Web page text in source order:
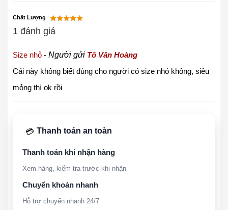
Chất Lượng
1 đánh giá
Size nhỏ - Người gửi Tô Văn Hoàng
Cái này không biết dùng cho người có size nhỏ không, siêu
mỏng thì ok rồi
💳 Thanh toán an toàn
Thanh toán khi nhận hàng
Xem hàng, kiểm tra trước khi nhận
Chuyển khoản nhanh
Hỗ trợ chuyển nhanh 24/7